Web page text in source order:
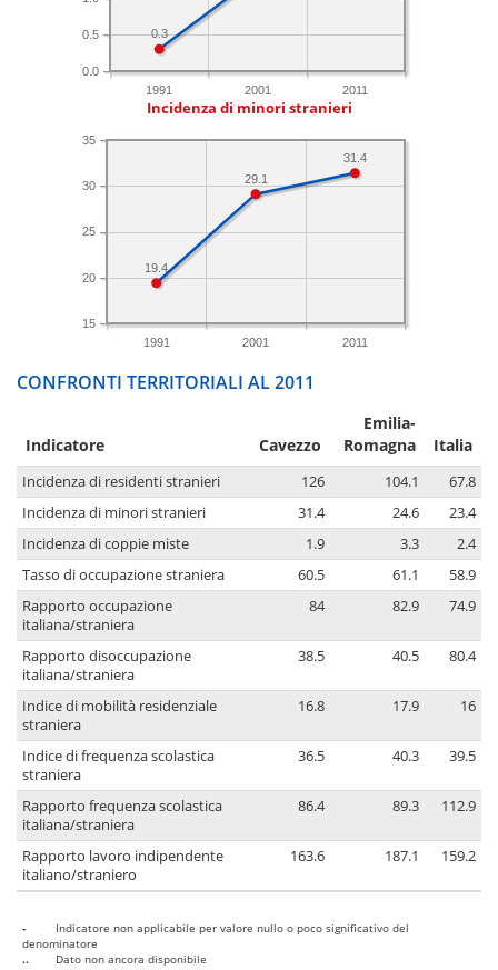
1991 2001 2011
0.0
0.5 0.3
Incidenza di minori stranieri
1991 2001 2011
15
20
25
30
35
31.4
29.1
19.4
CONFRONTI TERRITORIALI AL 2011
Indicatore Cavezzo
Emilia-
Romagna
Italia
Incidenza di residenti stranieri 126 104.1
67.8
Incidenza di minori stranieri
31.4 24.6
23.4
Incidenza di coppie miste
1.9 3.3
2.4
Tasso di occupazione straniera
60.5 61.1
58.9
Rapporto occupazione
italiana/straniera
84 82.9 74.9
Rapporto disoccupazione
italiana/straniera
38.5 40.5 80.4
Indice di mobilità residenziale
straniera
16.8 17.9 16
Indice di frequenza scolastica
straniera
36.5 40.3 39.5
Rapporto frequenza scolastica
italiana/straniera
86.4 89.3 112.9
Rapporto lavoro indipendente
italiano/straniero
163.6 187.1 159.2
-
Indicatore non applicabile per valore nullo o poco significativo del
denominatore
..
Dato non ancora disponibile